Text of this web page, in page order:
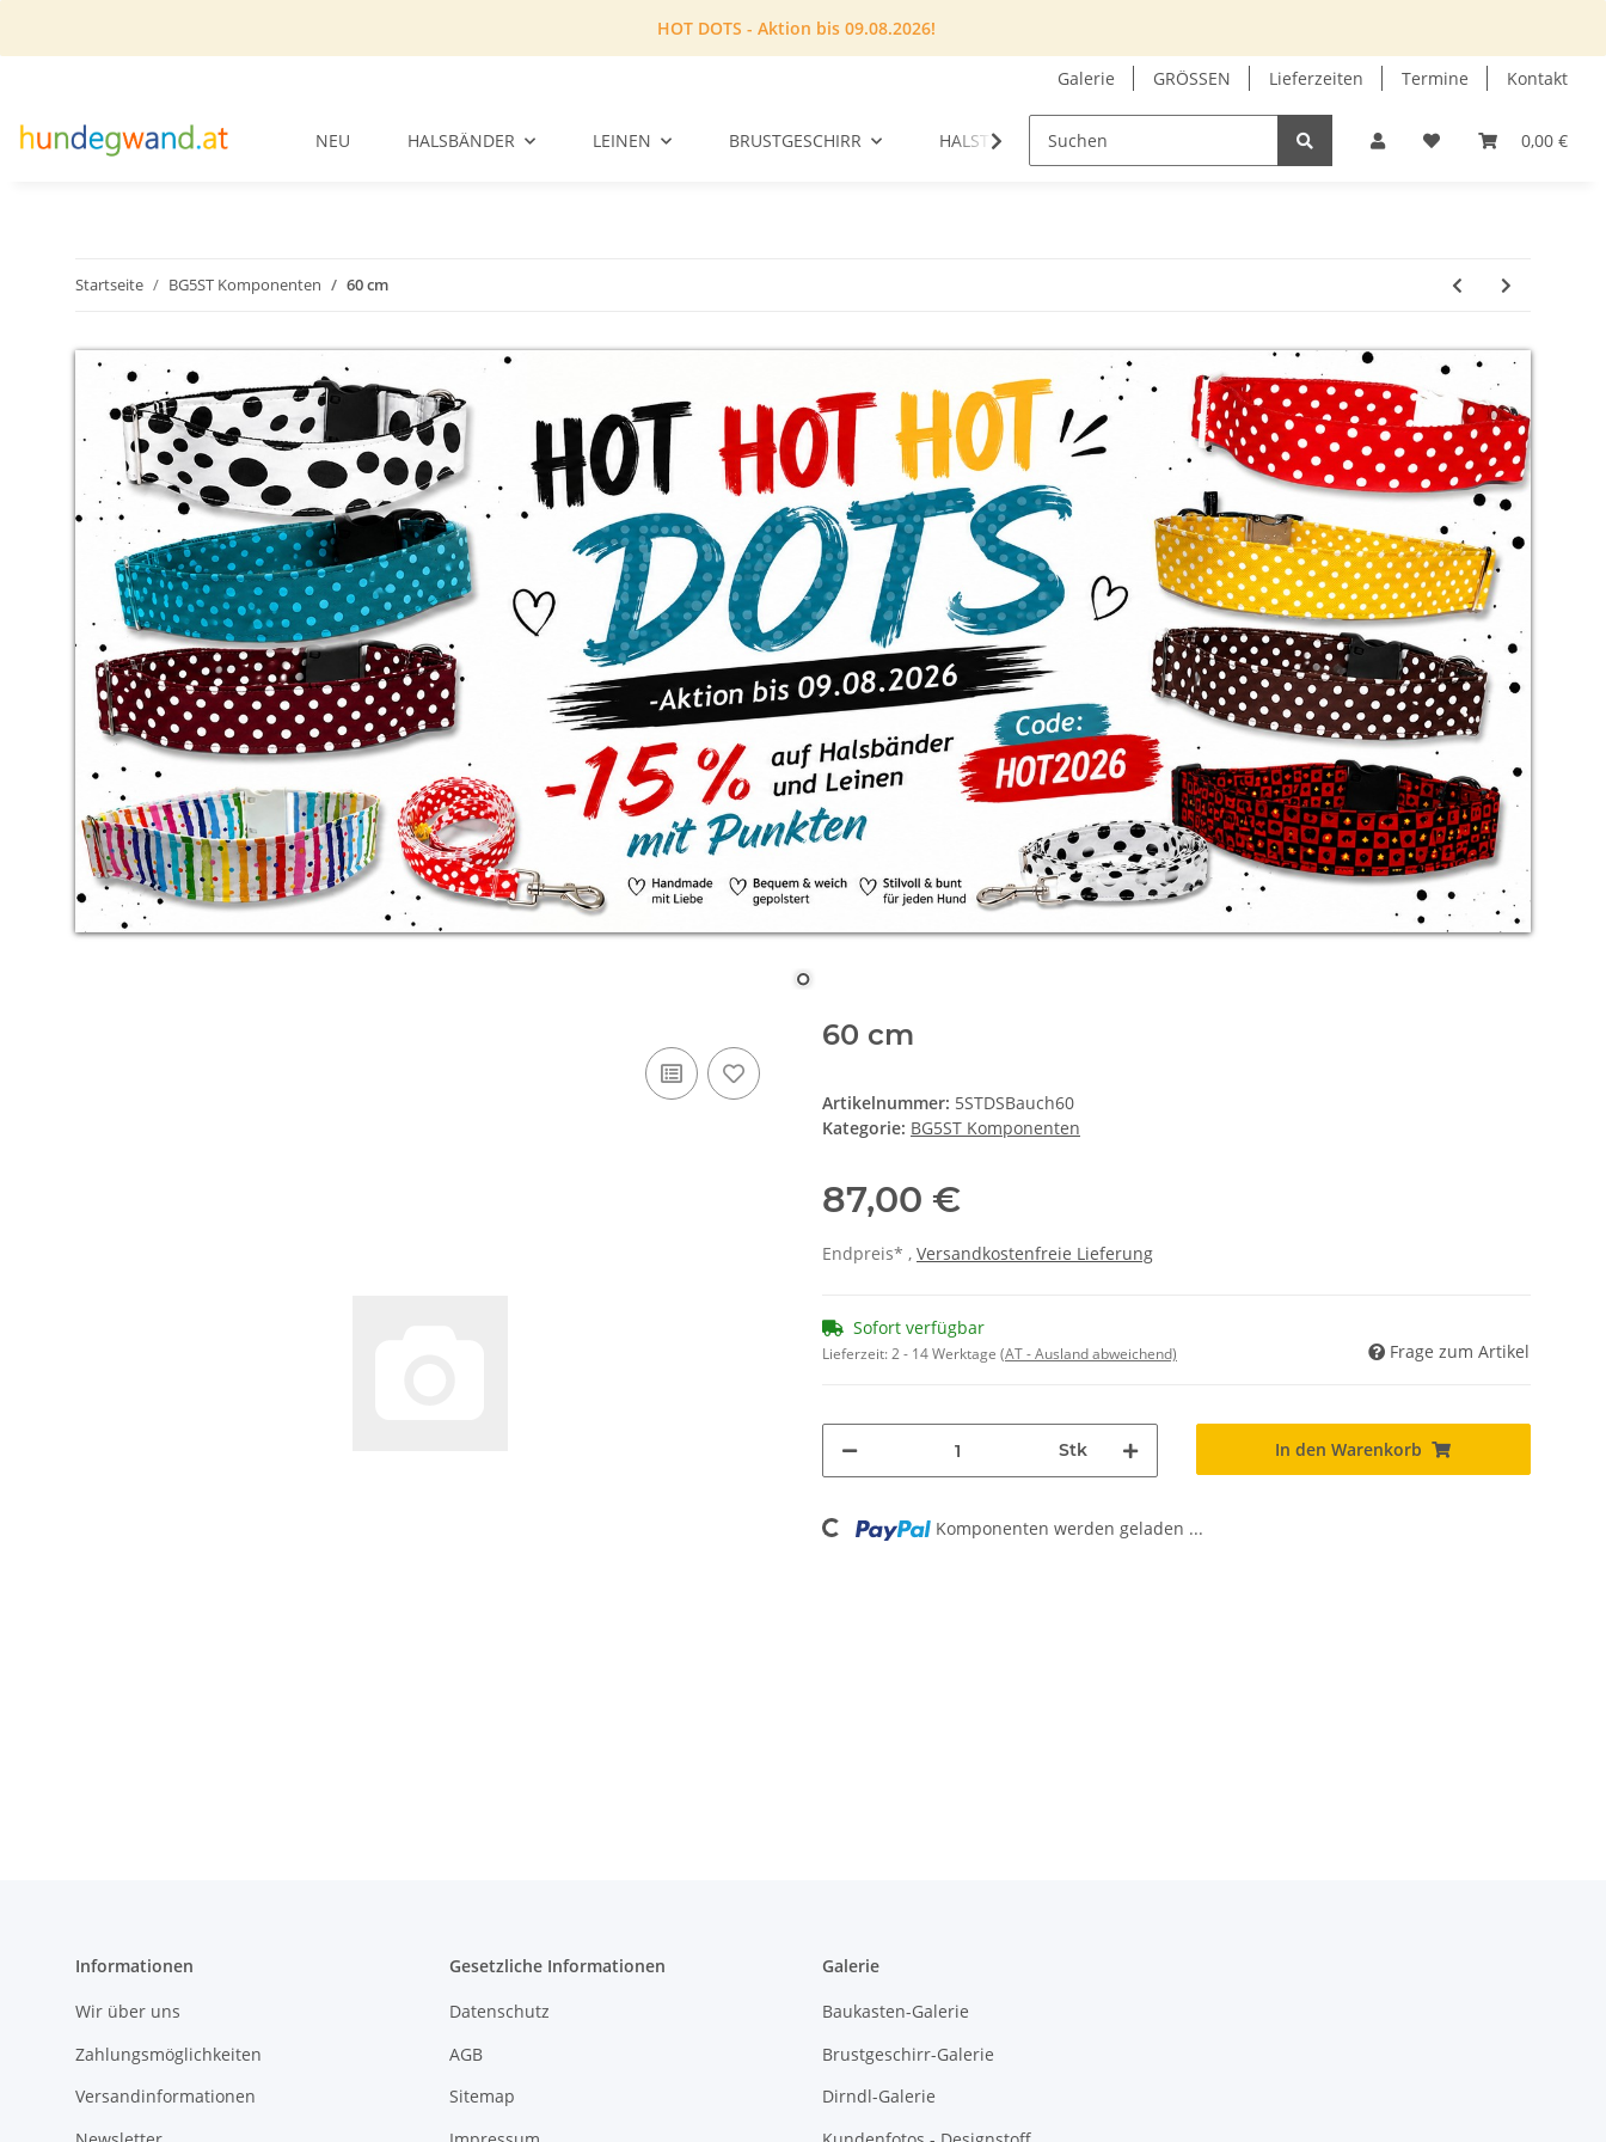
HOT DOTS - Aktion bis 09.08.2026!
Galerie GRÖSSEN Lieferzeiten Termine Kontakt
0,00 €
NEU HALSBÄNDER LEINEN BRUSTGESCHIRR HALSTUCH GUTSCHEIN INFOECKE
Startseite BG5ST Komponenten 60 cm
60 cm
Artikelnummer: 5STDSBauch60
Kategorie: BG5ST Komponenten
87,00 €
Endpreis* , Versandkostenfreie Lieferung
Sofort verfügbar
Lieferzeit:2 - 14 Werktage (AT - Ausland abweichend) Frage zum Artikel
Stk In den Warenkorb
Loading... Komponenten werden geladen ...
Informationen
Wir über uns
Zahlungsmöglichkeiten
Versandinformationen
Gesetzliche Informationen
Datenschutz
AGB
Sitemap
Galerie
Baukasten-Galerie
Brustgeschirr-Galerie
Dirndl-Galerie